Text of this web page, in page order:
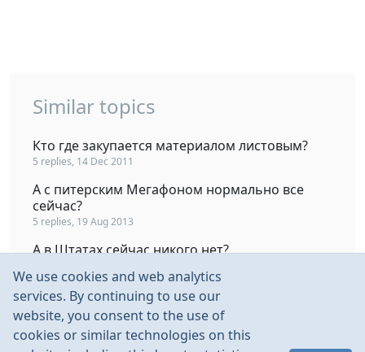
Similar topics
Кто где закупается материалом листовым?
5 replies, 14 Dec 2011
А с питерским Мегафоном нормально все
сейчас?
5 replies, 19 Aug 2013
А в Штатах сейчас никого нет?
А в Москве сейчас гонки проходят ?
3 replies, 27 Jan 2002
Что сейчас с аппаратурой для авто?
We use cookies and web analytics
services. By continuing to use our
website, you consent to the use of
cookies or similar technologies on this